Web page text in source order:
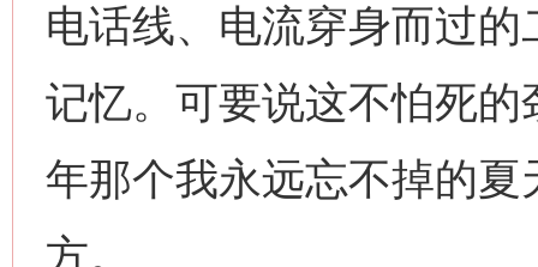
电话线、电流穿身而过
记忆。可要说这不怕死
年那个我永远忘不掉的
方。